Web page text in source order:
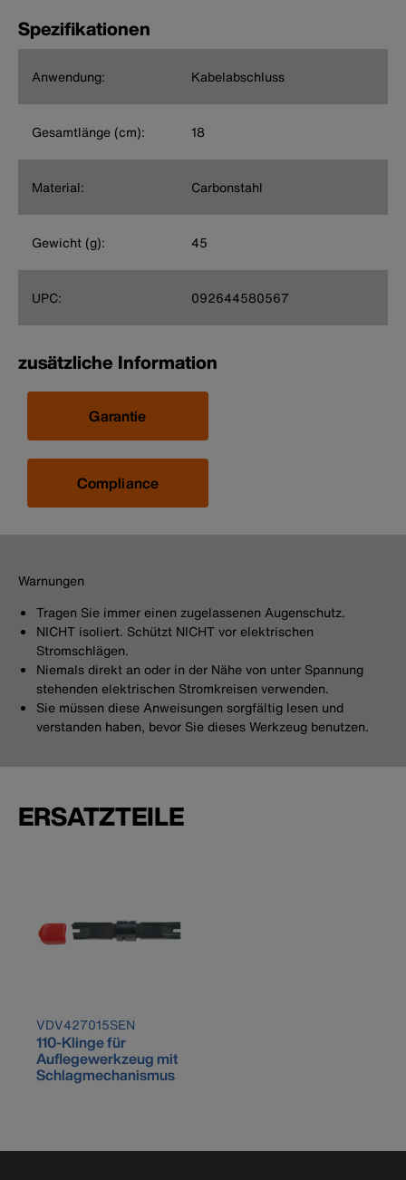
Spezifikationen
Anwendung: Kabelabschluss
Gesamtlänge (cm): 18
Material: Carbonstahl
Gewicht (g): 45
UPC: 092644580567
zusätzliche Information
Garantie
Compliance
Warnungen
Tragen Sie immer einen zugelassenen Augenschutz.
NICHT isoliert. Schützt NICHT vor elektrischen
Stromschlägen.
Niemals direkt an oder in der Nähe von unter Spannung
stehenden elektrischen Stromkreisen verwenden.
Sie müssen diese Anweisungen sorgfältig lesen und
verstanden haben, bevor Sie dieses Werkzeug benutzen.
ERSATZTEILE
VDV427015SEN
110-Klinge für
Auflegewerkzeug mit
Schlagmechanismus